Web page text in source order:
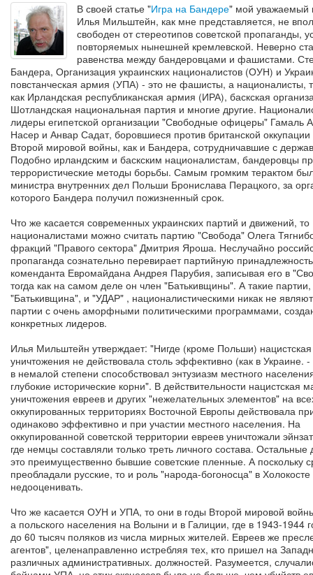
В своей статье "Игра на Бандере" мой уважаемый
Илья Мильштейн, как мне представляется, не
свободен от стереотипов советской пропаганды,
повторяемых нынешней кремлевской. Неверно
равенства между бандеровцами и фашистами.
Бандера, Организация украинских националистов (ОУН) и
повстанческая армия (УПА) - это не фашисты, а националисты,
как Ирландская республиканская армия (ИРА), баскская
Шотландская национальная партия и многие другие.
лидеры египетской организации "Свободные офицеры" Гамаль
Насер и Анвар Садат, боровшиеся против британской
Второй мировой войны, как и Бандера, сотрудничавшие с
Подобно ирландским и баскским националистам, бандеровцы
террористические методы борьбы. Самым громким терактом
министра внутренних дел Польши Бронислава Перацкого, за
которого Бандера получил пожизненный срок.
Что же касается современных украинских партий и движений, то
националистами можно считать партию "Свобода" Олега
фракций "Правого сектора" Дмитрия Яроша. Неслучайно
пропаганда сознательно перевирает партийную принадлежность
коменданта Евромайдана Андрея Парубия, записывая его в
тогда как на самом деле он член "Батькивщины". А такие партии,
"Батькивщина", и "УДАР" , националистическими никак не
партии с очень аморфными политическими программами,
конкретных лидеров.
Илья Мильштейн утверждает: "Нигде (кроме Польши)
уничтожения не действовала столь эффективно (как в Украине.
в немалой степени способствовал энтузиазм местного
глубокие исторические корни". В действительности нацистская
уничтожения евреев и других "нежелательных элементов" на
оккупированных территориях Восточной Европы действовала
одинаково эффективно и при участии местного населения. На
оккупированной советской территории евреев уничтожали
где немцы составляли только треть личного состава. Остальные
это преимущественно бывшие советские пленные. А поскольку
преобладали русские, то и роль "народа-богоносца" в
недооценивать.
Что же касается ОУН и УПА, то они в годы Второй мировой
а польского населения на Волыни и в Галиции, где в 1943-1944
до 60 тысяч поляков из числа мирных жителей. Евреев же
агентов", целенаправленно истребляя тех, кто пришел на
различных административных. должностей. Разумеется,